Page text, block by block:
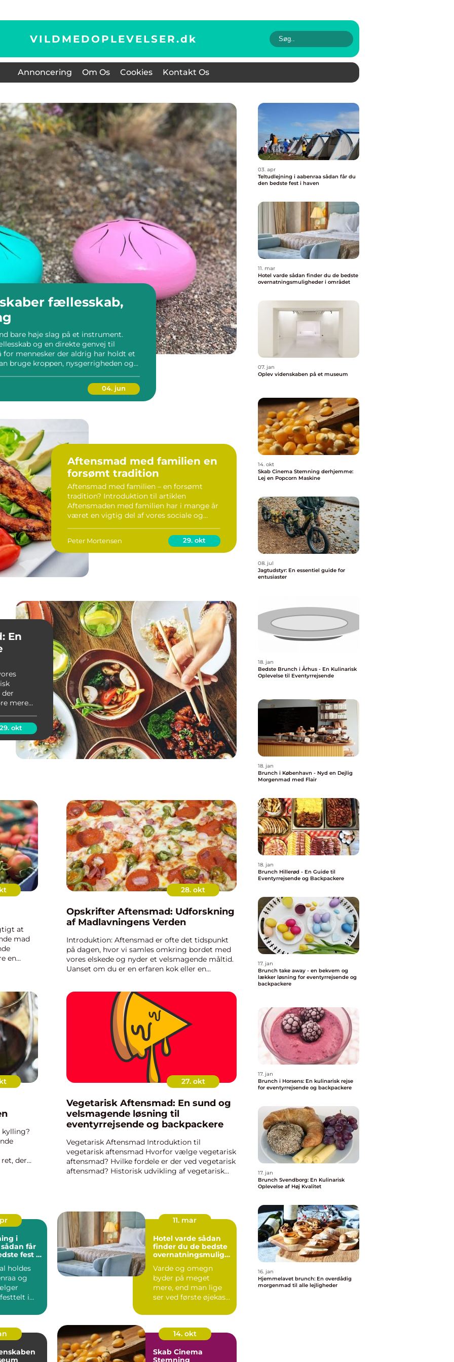
VILDMEDOPLEVELSER.dk
Annoncering Om Os Cookies Kontakt Os
fællesskab,
bare høje slag på et instrument.
og en direkte genvej til
for mennesker der aldrig har holdt et
bruge kroppen, nysgerrigheden og
04. jun
Aftensmad med familien en
forsømt tradition
Aftensmad med familien – en forsømt
tradition? Introduktion til artiklen
Aftensmaden med familien har i mange år
været en vigtig del af vores sociale og
hvor familien samles og deler dagens
oplevelse...
Peter Mortensen 29. okt
En
der
mere
er
29. okt
at
mad
en
28. okt
Opskrifter Aftensmad: Udforskning
af Madlavningens Verden
Introduktion: Aftensmad er ofte det tidspunkt
på dagen, hvor vi samles omkring bordet med
vores elskede og nyder et velsmagende måltid.
Uanset om du er en erfaren kok eller en
kylling?
der
27. okt
Vegetarisk Aftensmad: En sund og
velsmagende løsning til
eventyrrejsende og backpackere
Vegetarisk Aftensmad Introduktion til
vegetarisk aftensmad Hvorfor vælge vegetarisk
aftensmad? Hvilke fordele er der ved vegetarisk
aftensmad? Historisk udvikling af vegetarisk
i
fest i
holdes
og
i
11. mar
Hotel varde sådan
finder du de bedste
overnatningsmuligh
Varde og omegn
byder på meget
mere, end man lige
ser ved første øjekast.
skøn nat...
14. okt
Skab Cinema
Stemning
03. apr
Teltudlejning i aabenraa sådan får du
den bedste fest i haven
11. mar
Hotel varde sådan finder du de bedste
overnatningsmuligheder i området
07. jan
Oplev videnskaben på et museum
14. okt
Skab Cinema Stemning derhjemme:
Lej en Popcorn Maskine
08. jul
Jagtudstyr: En essentiel guide for
entusiaster
18. jan
Bedste Brunch i Århus - En Kulinarisk
Oplevelse til Eventyrrejsende
18. jan
Brunch i København - Nyd en Dejlig
Morgenmad med Flair
18. jan
Brunch Hillerød - En Guide til
Eventyrrejsende og Backpackere
17. jan
Brunch take away - en bekvem og
lækker løsning for eventyrrejsende og
backpackere
17. jan
Brunch i Horsens: En kulinarisk rejse
for eventyrrejsende og backpackere
17. jan
Brunch Svendborg: En Kulinarisk
Oplevelse af Høj Kvalitet
16. jan
Hjemmelavet brunch: En overdådig
morgenmad til alle lejligheder